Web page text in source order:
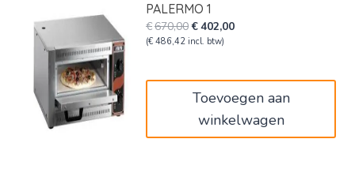
PALERMO 1
€670,00Oorspronkelijke
prijs
€402,00Huidige
(€ 486,42 incl. btw)
Toevoegen aan
winkelwagen